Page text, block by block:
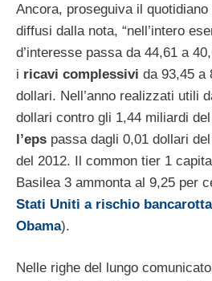
Ancora, proseguiva il
diffusi dalla nota, “nell’intero
d’interesse passa da 44,61 a
i ricavi complessivi da 93,45 a
dollari. Nell’anno realizzati utili
dollari contro gli 1,44 miliardi
l’eps passa dagli 0,01 dollari
del 2012. Il common tier 1
Basilea 3 ammonta al 9,25 per
Stati Uniti a rischio
Obama).
Nelle righe del lungo